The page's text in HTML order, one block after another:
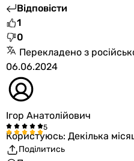
Відповісти
1
0
Перекладено з
06.06.2024
Ігор Анатолійович
Користуюсь: Декілька
Поділитись